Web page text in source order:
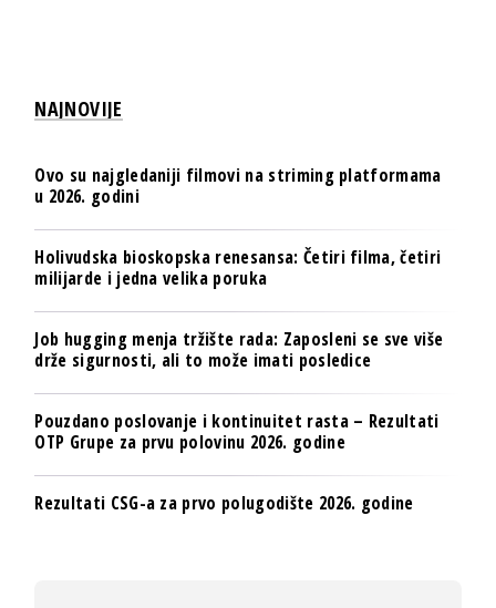
NAJNOVIJE
Ovo su najgledaniji filmovi na striming platformama
u 2026. godini
Holivudska bioskopska renesansa: Četiri filma, četiri
milijarde i jedna velika poruka
Job hugging menja tržište rada: Zaposleni se sve više
drže sigurnosti, ali to može imati posledice
Pouzdano poslovanje i kontinuitet rasta – Rezultati
OTP Grupe za prvu polovinu 2026. godine
Rezultati CSG-a za prvo polugodište 2026. godine